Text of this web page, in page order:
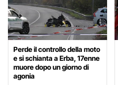
Perde il controllo della moto
e si schianta a Erba, 17enne
muore dopo un giorno di
agonia